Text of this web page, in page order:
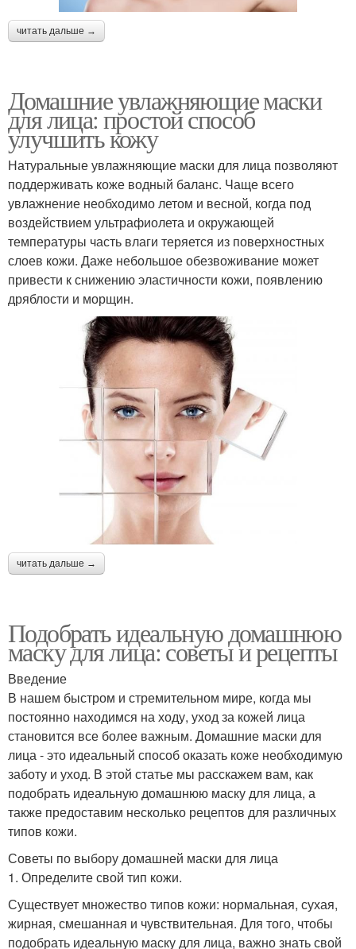
читать дальше →
Домашние увлажняющие маски
для лица: простой способ
улучшить кожу
Натуральные увлажняющие маски для лица позволяют
поддерживать коже водный баланс. Чаще всего
увлажнение необходимо летом и весной, когда под
воздействием ультрафиолета и окружающей
температуры часть влаги теряется из поверхностных
слоев кожи. Даже небольшое обезвоживание может
привести к снижению эластичности кожи, появлению
дряблости и морщин.
читать дальше →
Подобрать идеальную домашнюю
маску для лица: советы и рецепты
Введение
В нашем быстром и стремительном мире, когда мы
постоянно находимся на ходу, уход за кожей лица
становится все более важным. Домашние маски для
лица - это идеальный способ оказать коже необходимую
заботу и уход. В этой статье мы расскажем вам, как
подобрать идеальную домашнюю маску для лица, а
также предоставим несколько рецептов для различных
типов кожи.
Советы по выбору домашней маски для лица
1. Определите свой тип кожи.
Существует множество типов кожи: нормальная, сухая,
жирная, смешанная и чувствительная. Для того, чтобы
подобрать идеальную маску для лица, важно знать свой